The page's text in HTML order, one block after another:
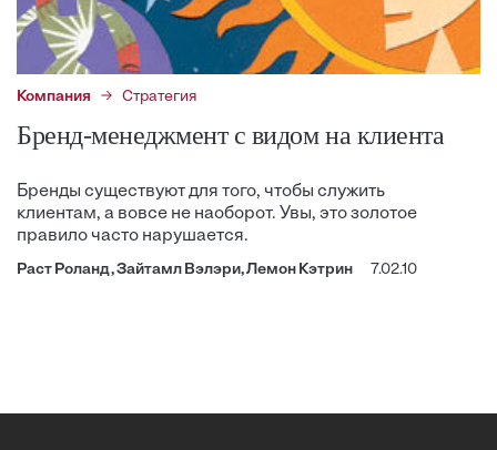
Компания Стратегия
Бренд-менеджмент с видом на клиента
Бренды существуют для того, чтобы служить
клиентам, а вовсе не наоборот. Увы, это золотое
правило часто нарушается.
Раст Роланд, Зайтамл Вэлэри, Лемон Кэтрин 7.02.10